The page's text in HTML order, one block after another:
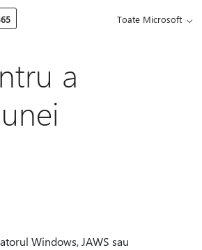
Toate Microsoft
a
Windows, JAWS sau